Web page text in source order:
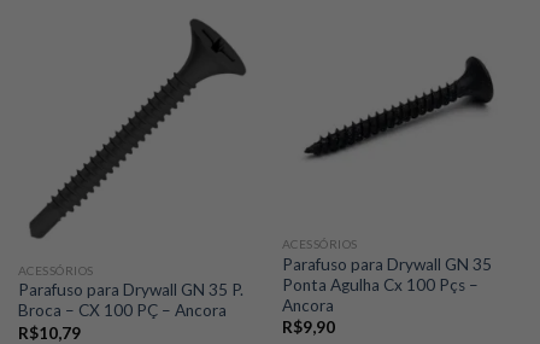
ACESSÓRIOS
Parafuso para Drywall GN 35 P.
Broca – CX 100 PÇ – Ancora
R$10,79
ACESSÓRIOS
Parafuso para Drywall GN 35
Ponta Agulha Cx 100 Pçs –
Ancora
R$9,90